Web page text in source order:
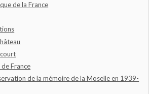
de la France
France
de la mémoire de la Moselle en 1939-